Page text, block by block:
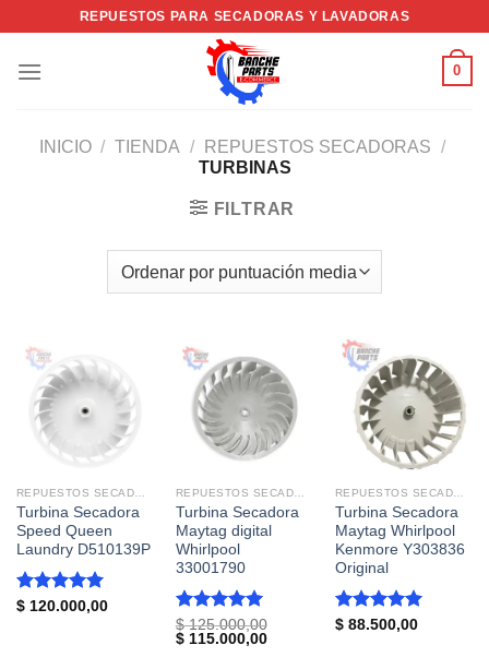
contenido
REPUESTOS PARA SECADORAS Y LAVADORAS
0
INICIO / TIENDA / REPUESTOS SECADORAS /
TURBINAS
FILTRAR
Turbina Secadora
Speed Queen
Laundry D510139P
Valorado
$120.000,00
Turbina Secadora
Maytag digital
Whirlpool
33001790
Valorado
con5.00
$125.000,00
El
$115.000,00El
Turbina Secadora
Maytag Whirlpool
Kenmore Y303836
Original
Valorado
$88.500,00